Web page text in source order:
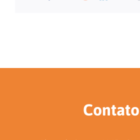
Contato